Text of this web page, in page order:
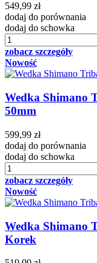
549,99 zł
dodaj do porównania
dodaj do schowka
zobacz szczegóły
Nowość
Wedka Shimano
50mm
599,99 zł
dodaj do porównania
dodaj do schowka
zobacz szczegóły
Nowość
Wedka Shimano
Korek